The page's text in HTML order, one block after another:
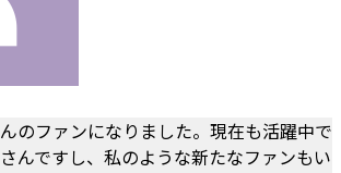
のファンになりました。現在も活躍中で
んですし、私のような新たなファンもい